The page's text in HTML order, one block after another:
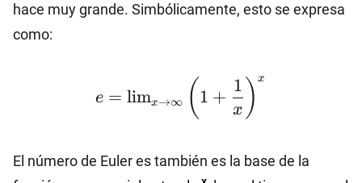
hace muy grande. Simbólicamente, esto se expresa
como:
e=\lim_{x\to
\infty}\left(1+\dfrac{1}
{x}\right)^x
e = limx→∞ ( 1 +
x
1 ) x
El número de Euler es también es la base de la